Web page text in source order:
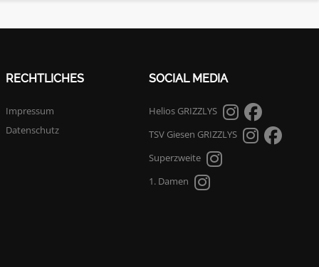
RECHTLICHES
Impressum
Datenschutz
SOCIAL MEDIA
Helios GRIZZLYS
TSV Giesen GRIZZLYS
Superzweite
1. Damen